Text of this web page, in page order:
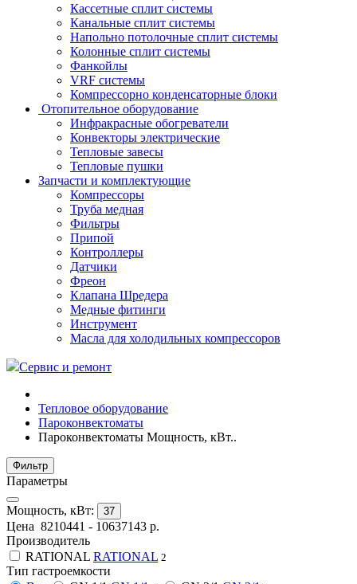
Кассетные сплит системы
Канальные сплит системы
Напольно потолочные сплит системы
Колонные сплит системы
Фанкойлы
VRF системы
Компрессорно конденсаторные блоки
Отопительное оборудование
Инфракрасные обогреватели
Конвекторы электрические
Тепловые завесы
Тепловые пушки
Запчасти и комплектующие
Компрессоры
Труба медная
Фильтры
Припой
Контроллеры
Датчики
Фреон
Клапана Шредера
Медные фитинги
Инструмент
Масла для холодильных компрессоров
Сервис и ремонт
Тепловое оборудование
Пароконвектоматы
Пароконвектоматы Мощность, кВт..
Фильтр
Параметры
Мощность, кВт: 37
Цена 8210441 - 10637143 р.
Производитель
RATIONAL RATIONAL 2
Тип гастроемкости